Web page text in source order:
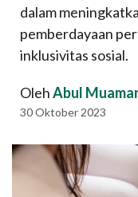
dalam
pemberdayaan
inklusivitas sosial.
OlehAbul
30 Oktober 2023